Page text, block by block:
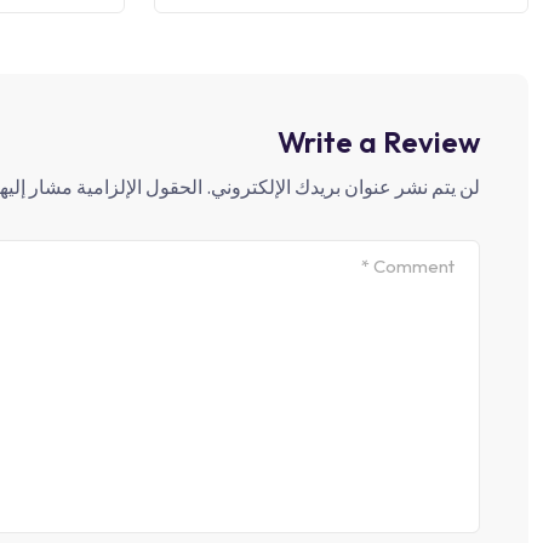
Write a Review
لن يتم نشر عنوان بريدك الإلكتروني. الحقول الإلزامية مشار